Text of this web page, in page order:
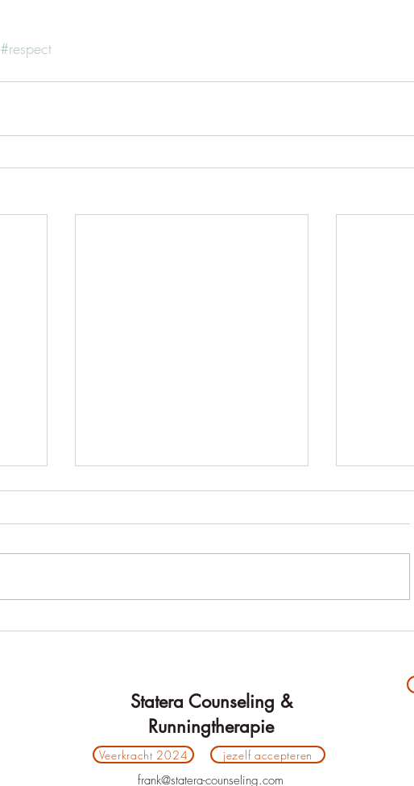
#respect
Statera Counseling &
Runningtherapie
Veerkracht 2024 jezelf accepteren
frank@statera-counseling.com